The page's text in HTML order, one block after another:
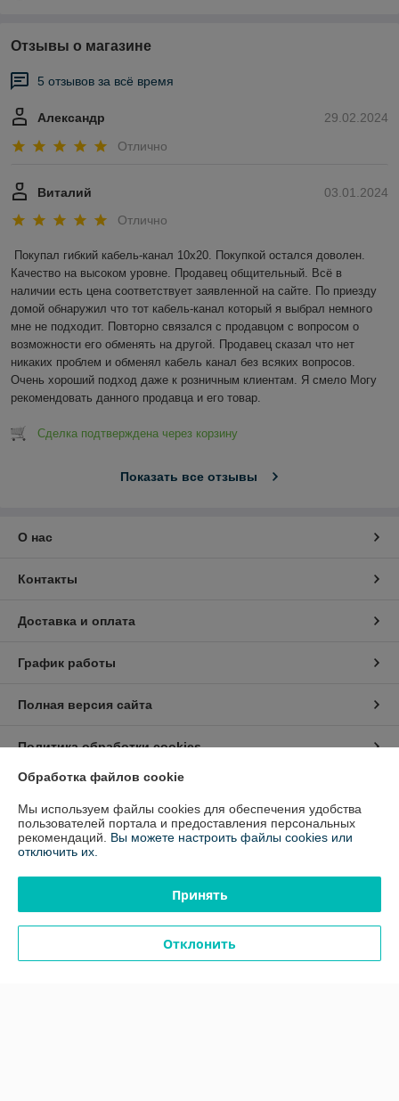
Отзывы о магазине
5 отзывов за всё время
29.02.2024
Александр
Отлично
03.01.2024
Виталий
Отлично
Покупал гибкий кабель-канал 10х20. Покупкой остался доволен.
Качество на высоком уровне. Продавец общительный. Всё в
наличии есть цена соответствует заявленной на сайте. По приезду
домой обнаружил что тот кабель-канал который я выбрал немного
мне не подходит. Повторно связался с продавцом с вопросом о
возможности его обменять на другой. Продавец сказал что нет
никаких проблем и обменял кабель канал без всяких вопросов.
Очень хороший подход даже к розничным клиентам. Я смело Могу
рекомендовать данного продавца и его товар.
Сделка подтверждена через корзину
Показать все отзывы
О нас
Контакты
Доставка и оплата
График работы
Полная версия сайта
Политика обработки cookies
Сайт создан на платформе Deal.by
Информация для покупателя
Регистрационный номер ЕГР: 191097391
Обработка файлов cookie
Мы используем файлы cookies для обеспечения удобства
пользователей портала и предоставления персональных
рекомендаций. Вы можете настроить файлы cookies или
отключить их.
Принять
Отклонить